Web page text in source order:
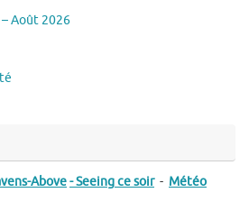
Août 2026
Above- Seeing ce soir- Météo